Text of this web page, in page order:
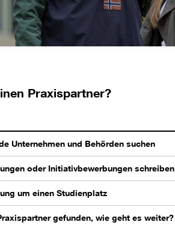
Praxispartner?
Unternehmen und Behörden suchen
oder Initiativbewerbungen schreiben
um einen Studienplatz
gefunden, wie geht es weiter?